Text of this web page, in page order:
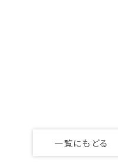
一覧にもどる